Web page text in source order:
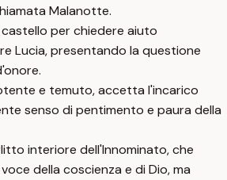
Malanotte.
per chiedere aiuto
Lucia, presentando la questione
e temuto, accetta l'incarico
senso di pentimento e paura della
interiore dell'Innominato, che
della coscienza e di Dio, ma